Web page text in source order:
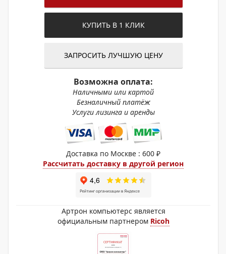
КУПИТЬ В 1 КЛИК
ЗАПРОСИТЬ ЛУЧШУЮ ЦЕНУ
Возможна оплата:
Наличными или картой
Безналичный платёж
Услуги лизинга и аренды
Доставка по Москве : 600 ₽
Рассчитать доставку в другой регион
Артрон компьютерс является
официальным партнером Ricoh